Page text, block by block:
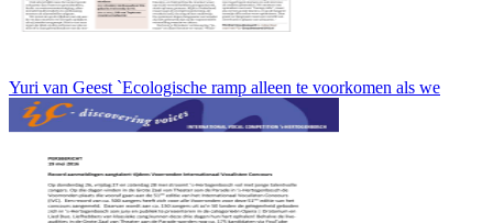
Yuri van Geest `Ecologische ramp alleen te voorkomen als we